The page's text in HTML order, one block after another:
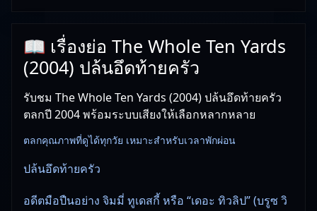
📖 เรื่องย่อ The Whole Ten Yards
(2004) ปล้นอึดท้ายครัว
รับชม The Whole Ten Yards (2004) ปล้นอึดท้ายครัว
ตลกปี 2004 พร้อมระบบเสียงให้เลือกหลากหลาย
ตลกคุณภาพที่ดูได้ทุกวัย เหมาะสำหรับเวลาพักผ่อน
ปล้นอึดท้ายครัว
อดีตมือปืนอย่าง จิมมี่ ทูเดสกี้ หรือ “เดอะ ทิวลิป” (บรูซ วิ